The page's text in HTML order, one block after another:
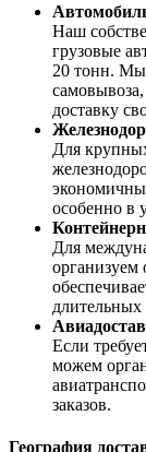
Наш
грузовые
20 тонн. Мы
доставку
Для
особенно в
Для
организуем
длительных
Если
можем
заказов.
География